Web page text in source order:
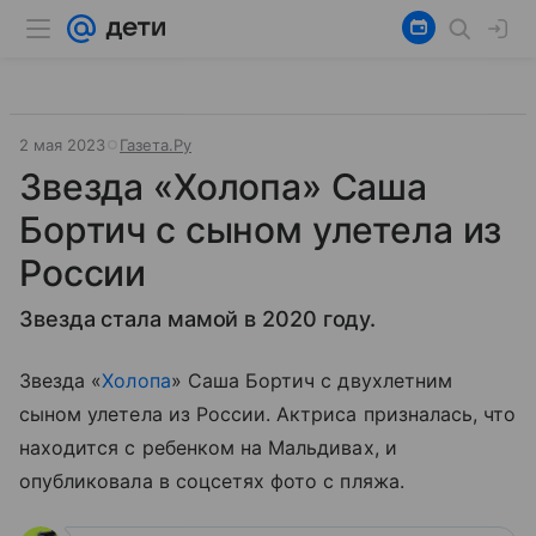
2 мая 2023 Газета.Ру
Звезда «Холопа» Саша
Бортич с сыном улетела из
России
Звезда стала мамой в 2020 году.
Звезда «Холопа» Саша Бортич с двухлетним
сыном улетела из России. Актриса призналась, что
находится с ребенком на Мальдивах, и
опубликовала в соцсетях фото с пляжа.